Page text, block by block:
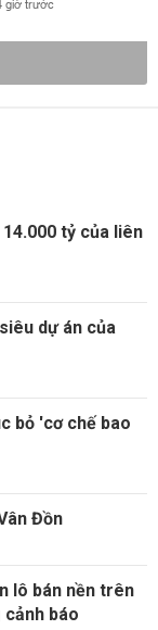
giờ trước
tỷ của liên
dự án của
bỏ 'cơ chế bao
Đồn
lô bán nền trên
báo